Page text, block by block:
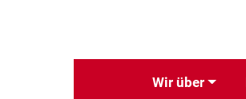
Wir über